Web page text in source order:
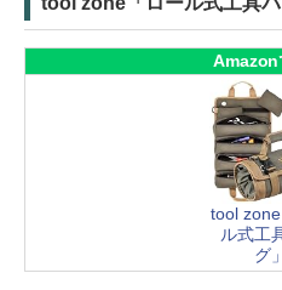
Amazon
tool
ル式工
グ」